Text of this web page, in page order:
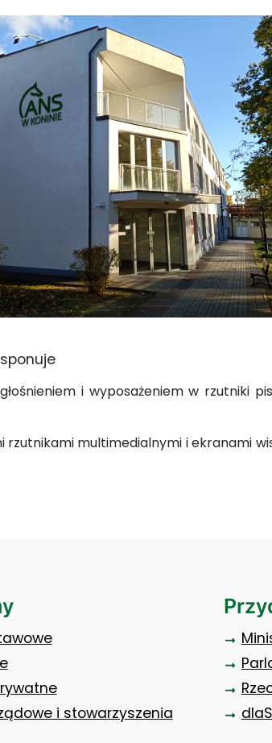
i wyposażeniem w rzutniki
rzutnikami multimedialnymi i ekranami
i stowarzyszenia